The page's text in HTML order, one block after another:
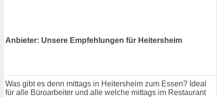
Anbieter: Unsere Empfehlungen für Heitersheim
Was gibt es denn mittags in Heitersheim zum Essen? Ideal
für alle Büroarbeiter und alle welche mittags im Restaurant